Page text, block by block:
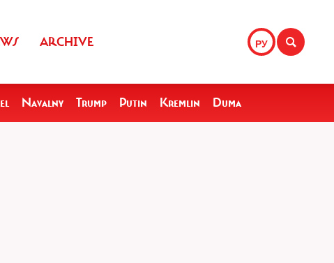
РУ
ARCHIVE
Navalny Trump Putin Kremlin Duma